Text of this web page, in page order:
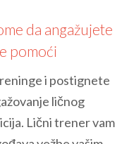
da angažujete
pomoći
i postignete
ličnog
Lični trener vam